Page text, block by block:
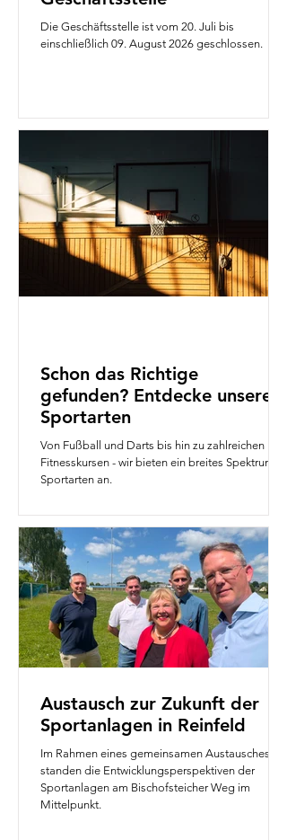
Die Geschäftsstelle ist vom 20. Juli bis
einschließlich 09. August 2026 geschlossen.
Schon das Richtige
gefunden? Entdecke unsere
Sportarten
Von Fußball und Darts bis hin zu zahlreichen
Fitnesskursen - wir bieten ein breites Spektrum an
Sportarten an.
Austausch zur Zukunft der
Sportanlagen in Reinfeld
Im Rahmen eines gemeinsamen Austausches
standen die Entwicklungsperspektiven der
Sportanlagen am Bischofsteicher Weg im
Mittelpunkt.